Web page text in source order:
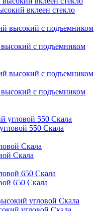
вклеен стекло
с подъемником
с подъемником
550 Скала
Скала
650 Скала